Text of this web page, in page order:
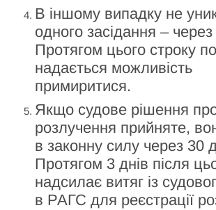
В іншому випадку не
одного засідання – через
Протягом цього строку
надається можливість
примиритися.
Якщо судове рішення
розлучення прийняте,
в законну силу через 30
Протягом 3 днів після
надсилає витяг із
в РАГС для реєстрації